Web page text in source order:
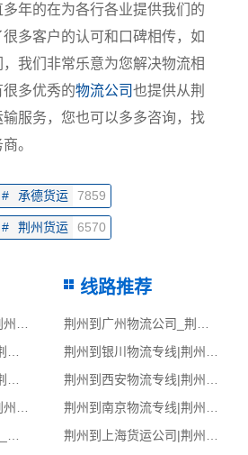
年的在为各行各业提供我们的
多客户的认可和口碑相传，如
我们非常乐意为您解决物流相
很多优秀的物流公司也提供从荆
服务，您也可以多多咨询，找
。
# 承德货运 7859
# 荆州货运 6570
荆州到河北货运公司|荆州到河北货运专线
荆州到承德物流公司_荆州至承德物流专线
荆州到衡水物流公司_荆州到衡水货运_荆州至衡水物流专线
荆州到唐山货运公司|荆州到唐山货运专线
荆州到张家口物流公司_荆州到张家口货运_荆州至张家口物流专线
线路推荐
荆州到广州物流公司_荆州至广州物流专线
荆州到银川物流专线|荆州至银川货运公司
荆州到西安物流专线|荆州至西安货运公司
荆州到南京物流专线|荆州至南京货运公司
荆州到上海货运公司|荆州到上海货运专线